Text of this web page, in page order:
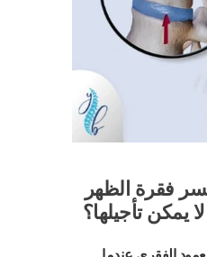
فقرة الظهر
يمكن تأجيلها؟